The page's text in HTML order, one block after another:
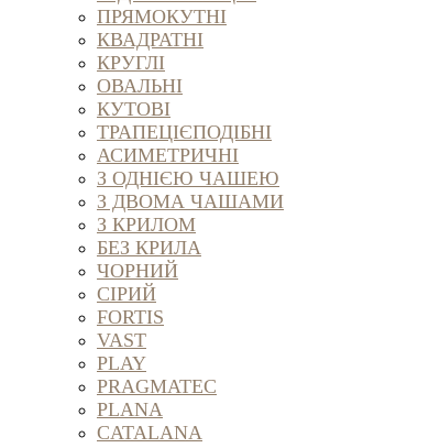
ПРЯМОКУТНІ
КВАДРАТНІ
КРУГЛІ
ОВАЛЬНІ
КУТОВІ
ТРАПЕЦІЄПОДІБНІ
АСИМЕТРИЧНІ
З ОДНІЄЮ ЧАШЕЮ
З ДВОМА ЧАШАМИ
З КРИЛОМ
БЕЗ КРИЛА
ЧОРНИЙ
СІРИЙ
FORTIS
VAST
PLAY
PRAGMATEC
PLANA
CATALANA